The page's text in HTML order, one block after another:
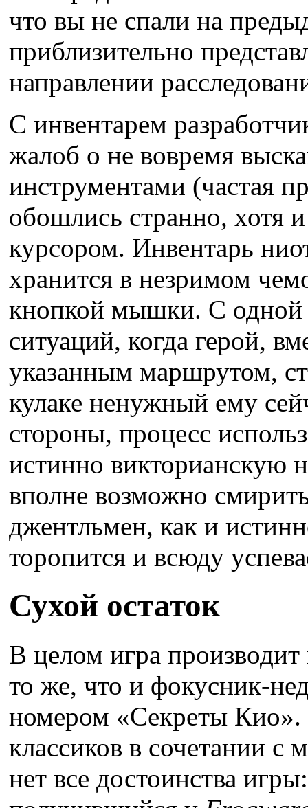
что вы не спали на
приблизительно
направлении
С инвентарем
жалоб о не вовремя
инструментами (частая
обошлись странно, хотя
курсором. Инвентарь
хранится в незримом
кнопкой мышки. С одной
ситуаций, когда герой,
указанным маршрутом,
кулаке ненужный ему
стороны, процесс
истинно викторианскую
вполне возможно
джентльмен, как и
торопится и всюду
Сухой остаток
В целом игра
то же, что и фокусник-
номером «Секреты Кио».
классиков в сочетании с
нет все достоинства